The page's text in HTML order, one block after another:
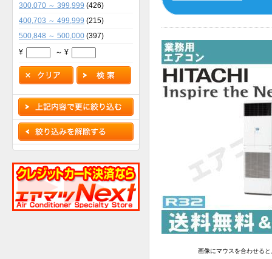
画像にマウスを合わせる
300,070 ～ 399,999 (426)
400,703 ～ 499,999 (215)
500,848 ～ 500,000 (397)
¥
～ ¥